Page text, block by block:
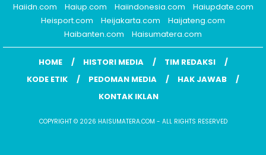
Haiidn.com
Haiup.com Haiindonesia.com
Haiupdate.com
Heisport.com
Heijakarta.com
Haijateng.com
Haibanten.com
Haisumatera.com
HOME HISTORI MEDIA
TIM REDAKSI
KODE ETIK
PEDOMAN MEDIA
HAK JAWAB
KONTAK IKLAN
COPYRIGHT © 2026 HAISUMATERA.COM - ALL RIGHTS RESERVED